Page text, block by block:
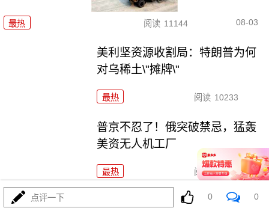
最热 阅读 11144 08-03
美利坚资源收割局：特朗普为何
对乌稀土\"摊牌\"
最热 阅读 10233
普京不忍了！俄突破禁忌，猛轰
美资无人机工厂
最热 阅读 8713
海锁波斯还不够，特朗普又生毒
点评一下 0 0